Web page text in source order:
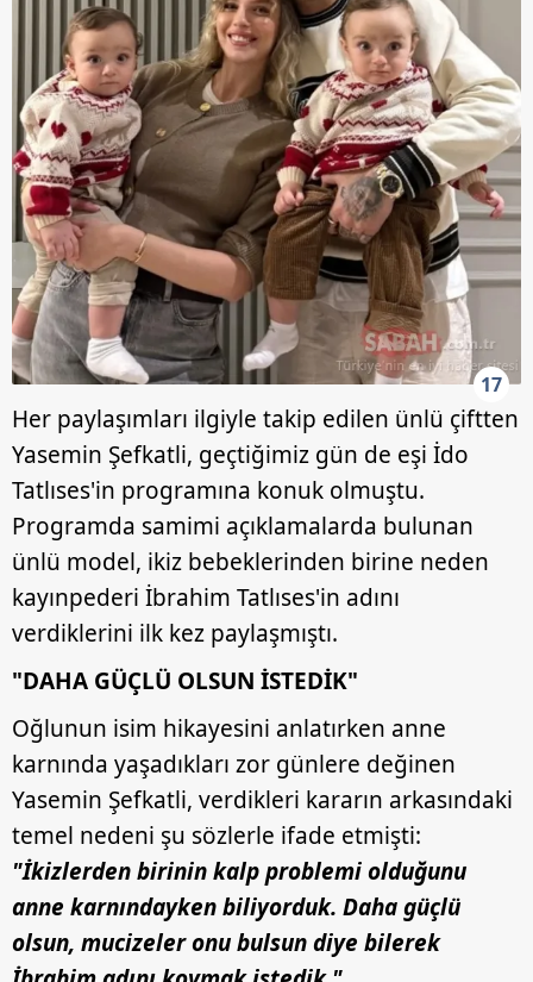
17
Her paylaşımları ilgiyle takip edilen ünlü çiftten
Yasemin Şefkatli, geçtiğimiz gün de eşi İdo
Tatlıses'in programına konuk olmuştu.
Programda samimi açıklamalarda bulunan
ünlü model, ikiz bebeklerinden birine neden
kayınpederi İbrahim Tatlıses'in adını
verdiklerini ilk kez paylaşmıştı.
"DAHA GÜÇLÜ OLSUN İSTEDİK"
Oğlunun isim hikayesini anlatırken anne
karnında yaşadıkları zor günlere değinen
Yasemin Şefkatli, verdikleri kararın arkasındaki
temel nedeni şu sözlerle ifade etmişti:
"İkizlerden birinin kalp problemi olduğunu
anne karnındayken biliyorduk. Daha güçlü
olsun, mucizeler onu bulsun diye bilerek